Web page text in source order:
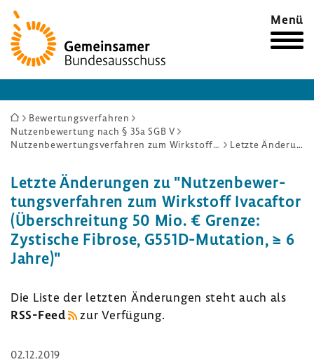
Zur
Startseite
Menü
Sie
sind
Bewertungsverfahren
Nutzenbewertung nach § 35a SGB V
Nutzenbewertungsverfahren zum Wirkstoff Ivacaftor (Überschreitung 50 Mio. € Grenze: Zystische Fibrose, G551D-Mutation, ≥ 6 Jahre)
Letzte Änderungen
Letzte Ände­rungen zu "Nutzen­be­wer­
tungs­ver­fahren zum Wirk­stoff Ivacaftor
(Über­schrei­tung 50 Mio. € Grenze:
Zysti­sche Fibrose, G551D-​Mutation, ≥ 6
Jahre)"
Die Liste der letzten Ände­rungen steht auch als
RSS-​Feed
zur Verfü­gung.
02.12.2019